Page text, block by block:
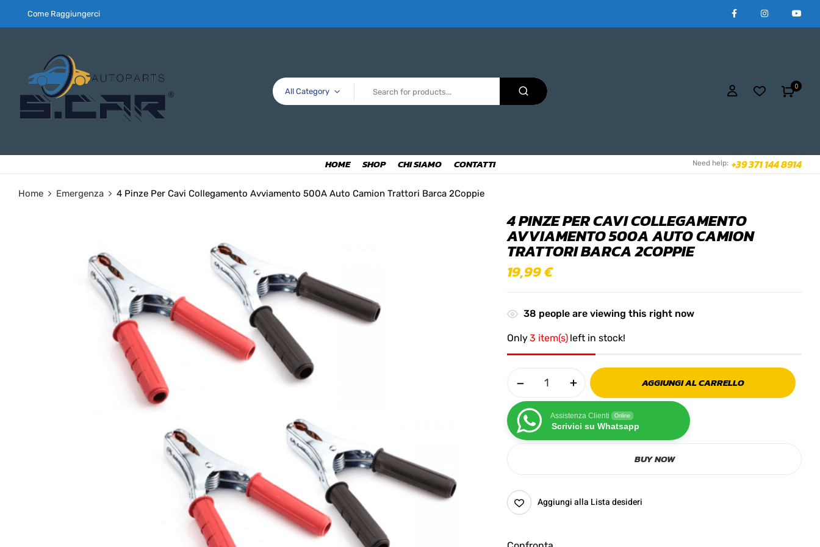
Come Raggiungerci
All Category
0
HOME SHOP CHI SIAMO CONTATTI Need help: +39 371 144 8914
Home Emergenza 4 Pinze Per Cavi Collegamento Avviamento 500A Auto Camion Trattori Barca 2Coppie
4 PINZE PER CAVI COLLEGAMENTO
AVVIAMENTO 500A AUTO CAMION
TRATTORI BARCA 2COPPIE
19,99€
38 people are viewing this right now
Only3 item(s) left in stock!
AGGIUNGI AL CARRELLO
Assistenza Clienti Online
Scrivici su Whatsapp
BUY NOW
Aggiungi alla Lista desideri